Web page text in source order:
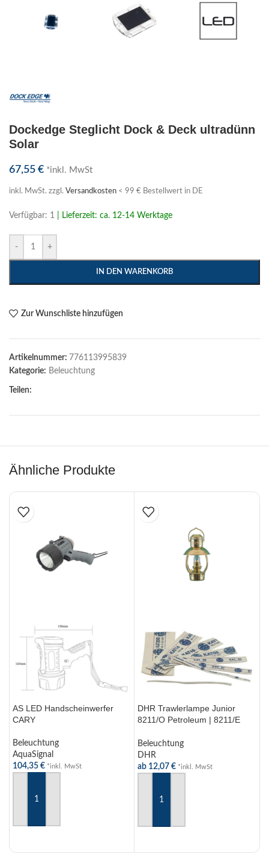
Dockedge Steglicht Dock & Deck ultradünn
Solar
67,55 € *inkl. MwSt
inkl. MwSt. zzgl. Versandkosten < 99 € Bestellwert in DE
Verfügbar: 1 | Lieferzeit: ca. 12-14 Werktage
- +
IN DEN WARENKORB
Zur Wunschliste hinzufügen
Artikelnummer: 776113995839
Kategorie: Beleuchtung
Teilen:
Ähnliche Produkte
AS LED Handscheinwerfer
CARY
Beleuchtung
AquaSignal
104,35 € *inkl. MwSt
DHR Trawlerlampe Junior
8211/O Petroleum | 8211/E
Beleuchtung
DHR
ab 12,07 € *inkl. MwSt